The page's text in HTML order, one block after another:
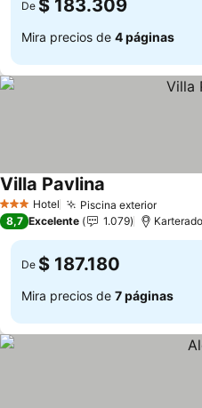
De $ 183.309
Mira precios de 4 páginas
3 Estrellas
Hotel Piscina exteriorVer
Villa Pavlina
8,7 Excelente 1.079
De $ 187.180
Mira precios de 7 páginas